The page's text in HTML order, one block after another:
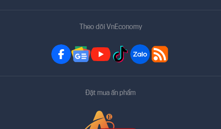
Theo dõi VnEconomy
Đặt mua ấn phẩm